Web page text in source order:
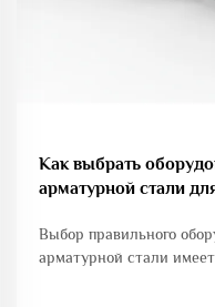
Как выбрать
арматурной стали
Выбор правильного
арматурной стали